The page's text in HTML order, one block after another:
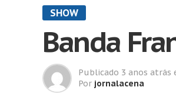
SHOW
Banda
Publicado 3 anos atrás
Por jornalacena